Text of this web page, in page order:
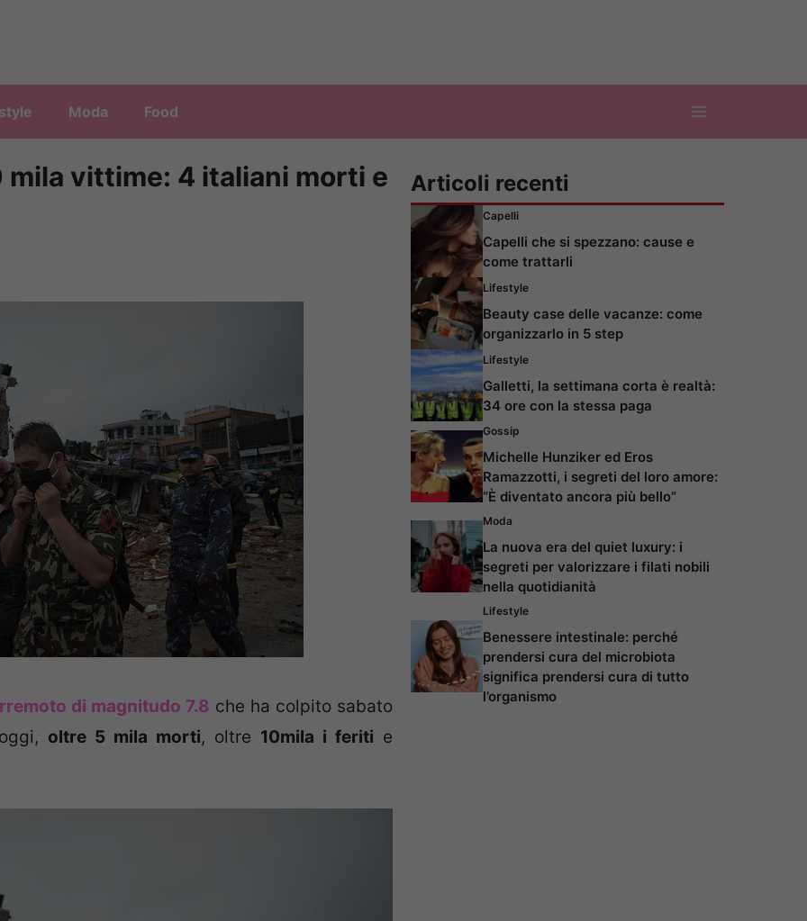
Moda Food
mila vittime: 4 italiani morti e
di magnitudo 7.8 che ha colpito sabato
oltre 5 mila morti, oltre 10mila i feriti e
Articoli recenti
Capelli
Capelli che si spezzano: cause e
come trattarli
Lifestyle
Beauty case delle vacanze: come
organizzarlo in 5 step
Lifestyle
Galletti, la settimana corta è realtà:
34 ore con la stessa paga
Gossip
Michelle Hunziker ed Eros
Ramazzotti, i segreti del loro amore:
“È diventato ancora più bello”
Moda
La nuova era del quiet luxury: i
segreti per valorizzare i filati nobili
nella quotidianità
Lifestyle
Benessere intestinale: perché
prendersi cura del microbiota
significa prendersi cura di tutto
l’organismo